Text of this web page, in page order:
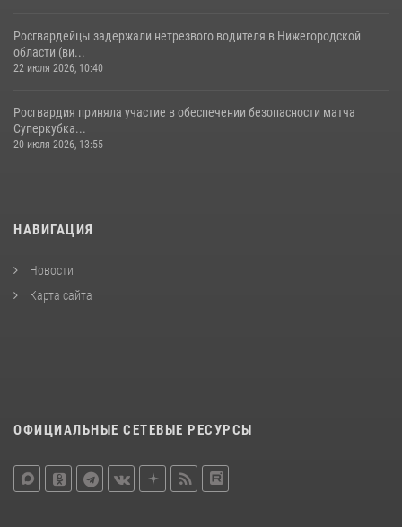
Росгвардейцы задержали нетрезвого водителя в Нижегородской
области (ви...
22 июля 2026, 10:40
Росгвардия приняла участие в обеспечении безопасности матча
Суперкубка...
20 июля 2026, 13:55
НАВИГАЦИЯ
Новости
Карта сайта
ОФИЦИАЛЬНЫЕ СЕТЕВЫЕ РЕСУРСЫ